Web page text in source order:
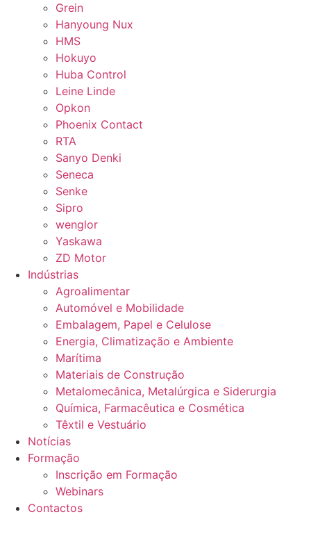
Grein
Hanyoung Nux
HMS
Hokuyo
Huba Control
Leine Linde
Opkon
Phoenix Contact
RTA
Sanyo Denki
Seneca
Senke
Sipro
wenglor
Yaskawa
ZD Motor
Indústrias
Agroalimentar
Automóvel e Mobilidade
Embalagem, Papel e Celulose
Energia, Climatização e Ambiente
Marítima
Materiais de Construção
Metalomecânica, Metalúrgica e Siderurgia
Química, Farmacêutica e Cosmética
Têxtil e Vestuário
Notícias
Formação
Inscrição em Formação
Webinars
Contactos